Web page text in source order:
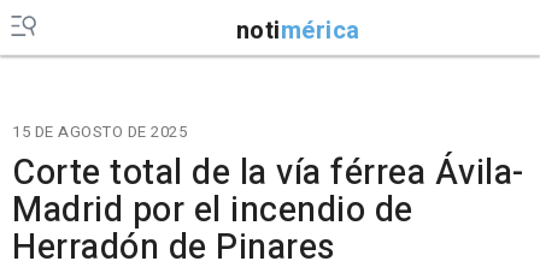
notimérica
15 DE AGOSTO DE 2025
Corte total de la vía férrea Ávila-
Madrid por el incendio de
Herradón de Pinares